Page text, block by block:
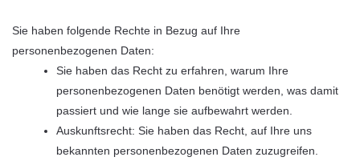
Sie haben folgende Rechte in Bezug auf Ihre
personenbezogenen Daten:
Sie haben das Recht zu erfahren, warum Ihre
personenbezogenen Daten benötigt werden, was damit
passiert und wie lange sie aufbewahrt werden.
Auskunftsrecht: Sie haben das Recht, auf Ihre uns
bekannten personenbezogenen Daten zuzugreifen.